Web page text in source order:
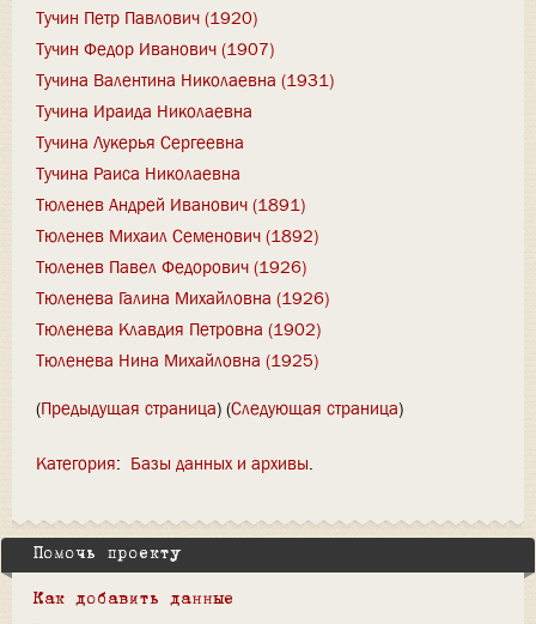
Тучин Петр Павлович (1920)
Тучин Федор Иванович (1907)
Тучина Валентина Николаевна (1931)
Тучина Ираида Николаевна
Тучина Лукерья Сергеевна
Тучина Раиса Николаевна
Тюленев Андрей Иванович (1891)
Тюленев Михаил Семенович (1892)
Тюленев Павел Федорович (1926)
Тюленева Галина Михайловна (1926)
Тюленева Клавдия Петровна (1902)
Тюленева Нина Михайловна (1925)
(Предыдущая страница) (Следующая страница)
Категория: Базы данных и архивы
Помочь проекту
Как добавить данные